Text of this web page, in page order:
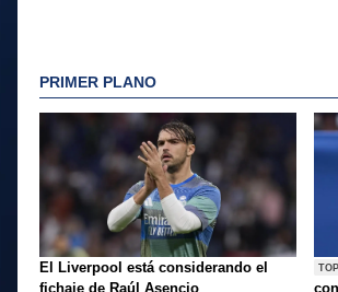
PRIMER PLANO
El Liverpool está considerando el
fichaje de Raúl Asencio